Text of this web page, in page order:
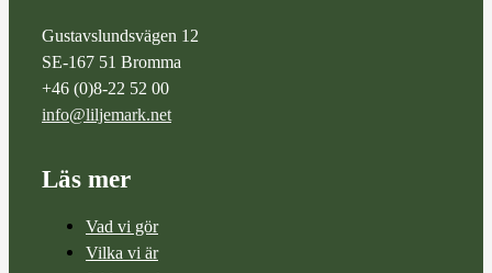
Gustavslundsvägen 12
SE-167 51 Bromma
+46 (0)8-22 52 00
info@liljemark.net
Läs mer
Vad vi gör
Vilka vi är